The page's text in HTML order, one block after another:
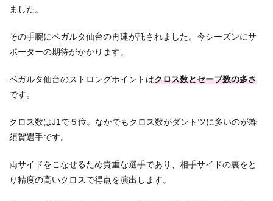
ました。
その手腕にベガルタ仙台の再建が託されました。今シーズンにサ
ポーターの期待がかかります。
ベガルタ仙台のストロングポイントはクロス数とセーブ数の多さ
です。
クロス数はJ1で５位。なかでもクロス数がダントツに多いのが蜂
須賀選手です。
両サイドをこなせるため貴重な選手であり、相手サイドの裏をと
り精度の高いクロスで得点を演出します。